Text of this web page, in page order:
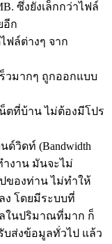
ซึ่งยังเล็กกว่าไฟล์
อีก
ฟล์ต่างๆ จาก
ร็วมากๆ ถูกออกแบบ
ตที่บ้าน ไม่ต้องมีโปร
วิดท์ (Bandwidth
ำงาน มันจะไม่
ของท่าน ไม่ทำให้
ง โดยมีระบบที่
ในปริมาณที่มาก ก็
บส่งข้อมูลทั่วไป แล้ว